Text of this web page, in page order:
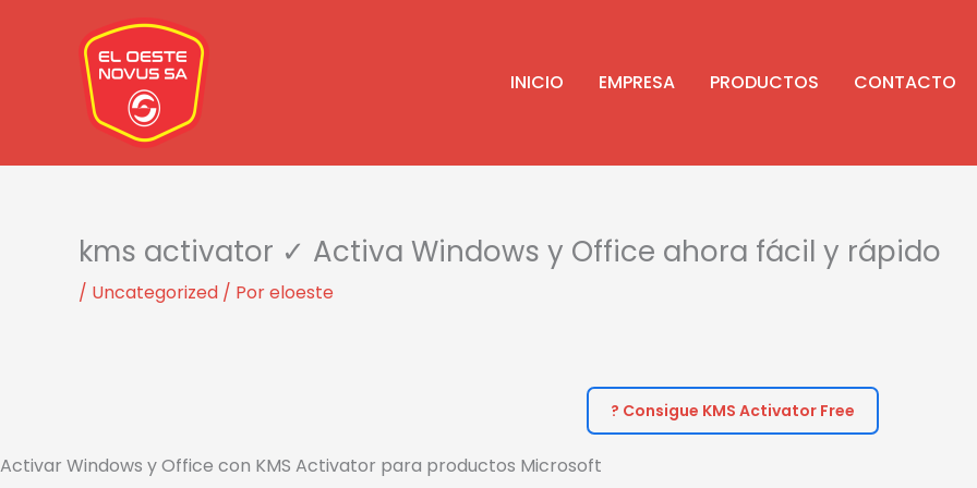
contenido
INICIO EMPRESA PRODUCTOS CONTACTO
kms activator​ ✓ Activa Windows y Office ahora fácil y rápido
/ Uncategorized / Poreloeste
? Consigue KMS Activator Free
Activar Windows y Office con KMS Activator para productos Microsoft